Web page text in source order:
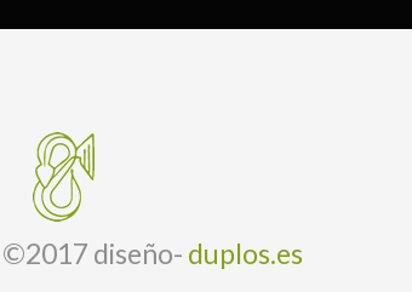
©2017 diseño- duplos.es